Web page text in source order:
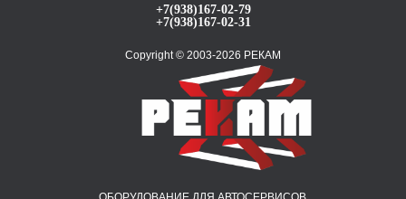
+7(938)167-02-79
+7(938)167-02-31
Copyright © 2003-2026 РЕКАМ